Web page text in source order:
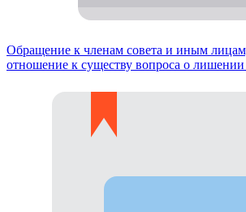
Обращение к членам совета и иным
отношение к существу вопроса о